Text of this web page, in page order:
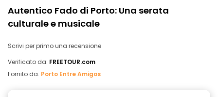
Autentico Fado di Porto: Una serata
culturale e musicale
Scrivi per primo una recensione
Verificato da: FREETOUR.com
Fornito da: Porto Entre Amigos